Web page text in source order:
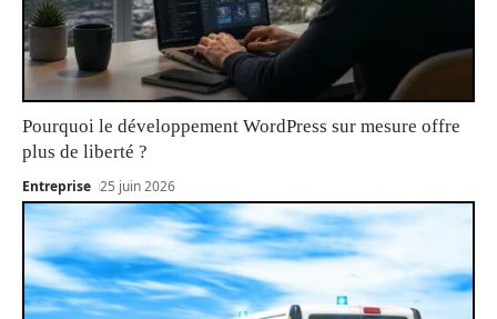
Pourquoi le développement WordPress sur mesure offre
plus de liberté ?
Entreprise 25 juin 2026